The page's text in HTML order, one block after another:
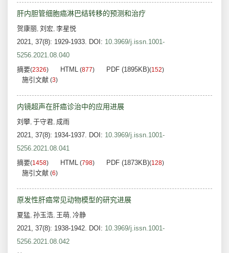
肝内胆管细胞癌淋巴结转移的预测和治疗
贺康丽, 刘宏, 李星悦
2021, 37(8): 1929-1933. DOI: 10.3969/j.issn.1001-
5256.2021.08.040
摘要(2326) HTML (877) PDF (1895KB)(152)
施引文献 (3)
内镜超声在肝癌诊治中的应用进展
刘攀, 于守君, 成雨
2021, 37(8): 1934-1937. DOI: 10.3969/j.issn.1001-
5256.2021.08.041
摘要(1458) HTML (798) PDF (1873KB)(128)
施引文献 (6)
原发性肝癌常见动物模型的研究进展
夏猛, 孙玉浩, 王萌, 冷静
2021, 37(8): 1938-1942. DOI: 10.3969/j.issn.1001-
5256.2021.08.042